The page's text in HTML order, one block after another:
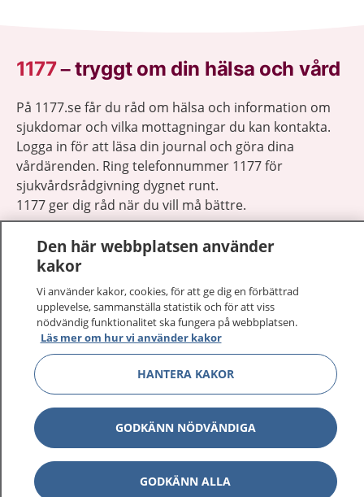
1177–tryggt om din hälsa och vård
På 1177.se får du råd om hälsa och information om
sjukdomar och vilka mottagningar du kan kontakta.
Logga in för att läsa din journal och göra dina
vårdärenden. Ring telefonnummer 1177 för
sjukvårdsrådgivning dygnet runt.
1177 ger dig råd när du vill må bättre.
1177 på flera språk
Om 1177 Visa
Visa
Behandling av personuppgifter
Den här webbplatsen använder
kakor
Vi använder kakor, cookies, för att ge dig en förbättrad
upplevelse, sammanställa statistik och för att viss
nödvändig funktionalitet ska fungera på webbplatsen.
Läs mer om hur vi använder kakor
HANTERA KAKOR
GODKÄNN NÖDVÄNDIGA
GODKÄNN ALLA